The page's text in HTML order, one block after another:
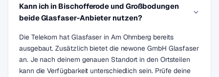
Kann ich in Bischofferode und Großbodungen
beide Glasfaser-Anbieter nutzen?
Die Telekom hat Glasfaser in Am Ohmberg bereits
ausgebaut. Zusätzlich bietet die newone GmbH Glasfaser
an. Je nach deinem genauen Standort in den Ortsteilen
kann die Verfügbarkeit unterschiedlich sein. Prüfe deine